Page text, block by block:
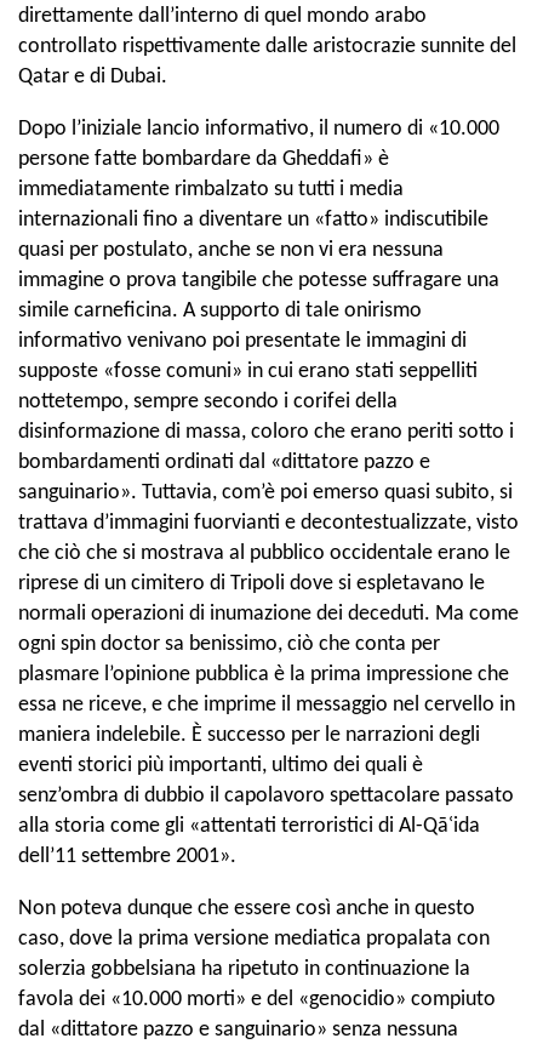
direttamente dall’interno di quel mondo arabo
controllato rispettivamente dalle aristocrazie sunnite del
Qatar e di Dubai.
Dopo l’iniziale lancio informativo, il numero di «10.000
persone fatte bombardare da Gheddafi» è
immediatamente rimbalzato su tutti i media
internazionali fino a diventare un «fatto» indiscutibile
quasi per postulato, anche se non vi era nessuna
immagine o prova tangibile che potesse suffragare una
simile carneficina. A supporto di tale onirismo
informativo venivano poi presentate le immagini di
supposte «fosse comuni» in cui erano stati seppelliti
nottetempo, sempre secondo i corifei della
disinformazione di massa, coloro che erano periti sotto i
bombardamenti ordinati dal «dittatore pazzo e
sanguinario». Tuttavia, com’è poi emerso quasi subito, si
trattava d’immagini fuorvianti e decontestualizzate, visto
che ciò che si mostrava al pubblico occidentale erano le
riprese di un cimitero di Tripoli dove si espletavano le
normali operazioni di inumazione dei deceduti. Ma come
ogni spin doctor sa benissimo, ciò che conta per
plasmare l’opinione pubblica è la prima impressione che
essa ne riceve, e che imprime il messaggio nel cervello in
maniera indelebile. È successo per le narrazioni degli
eventi storici più importanti, ultimo dei quali è
senz’ombra di dubbio il capolavoro spettacolare passato
alla storia come gli «attentati terroristici di Al-Qāʿida
dell’11 settembre 2001».
Non poteva dunque che essere così anche in questo
caso, dove la prima versione mediatica propalata con
solerzia gobbelsiana ha ripetuto in continuazione la
favola dei «10.000 morti» e del «genocidio» compiuto
dal «dittatore pazzo e sanguinario» senza nessuna